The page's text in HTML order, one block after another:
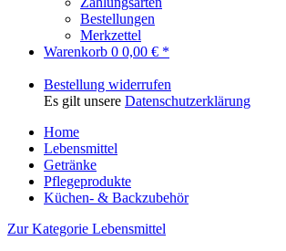
Bestellungen
Merkzettel
Warenkorb 0 0,00 € *
Bestellung widerrufen
Es gilt unsere Datenschutzerklärung
Home
Lebensmittel
Getränke
Pflegeprodukte
Küchen- & Backzubehör
Zur Kategorie Lebensmittel